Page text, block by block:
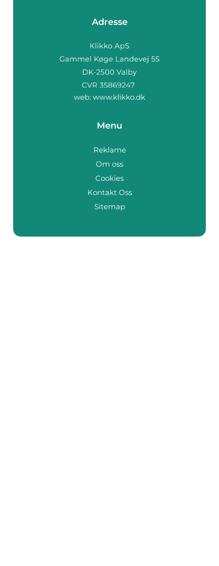
Adresse
web: www.klikko.dk
Menu
Reklame
Om oss
Cookies
Kontakt Oss
Sitemap